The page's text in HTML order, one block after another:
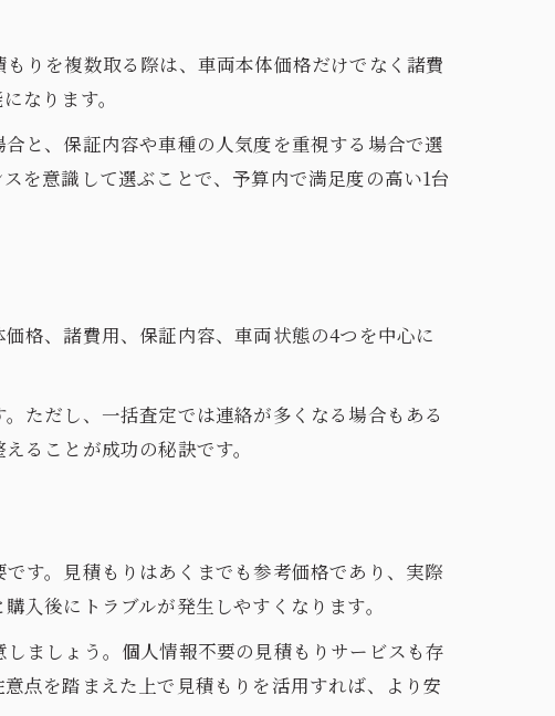
応
りを複数取る際は、車両本体価格だけでなく諸費
なります。
と、保証内容や車種の人気度を重視する場合で選
を意識して選ぶことで、予算内で満足度の高い1台
格、諸費用、保証内容、車両状態の4つを中心に
ただし、一括査定では連絡が多くなる場合もある
ることが成功の秘訣です。
す。見積もりはあくまでも参考価格であり、実際
入後にトラブルが発生しやすくなります。
ましょう。個人情報不要の見積もりサービスも存
点を踏まえた上で見積もりを活用すれば、より安